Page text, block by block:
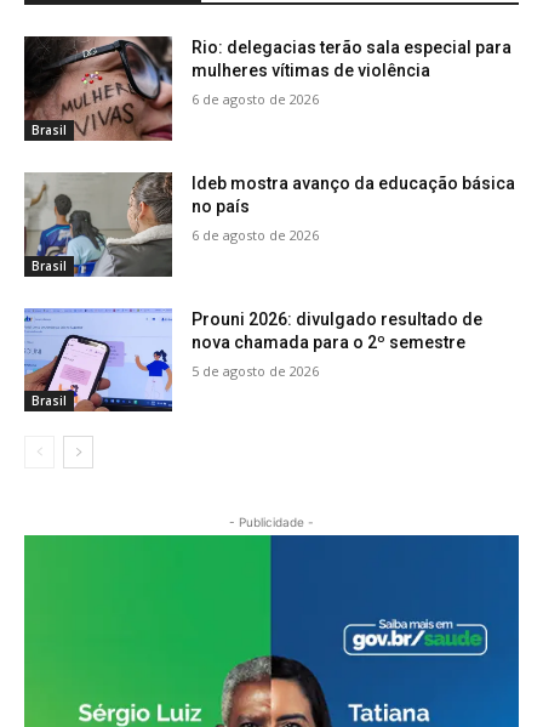
Brasil
Rio: delegacias terão sala especial para
mulheres vítimas de violência
6 de agosto de 2026
Brasil
Ideb mostra avanço da educação básica
no país
6 de agosto de 2026
Brasil
Prouni 2026: divulgado resultado de
nova chamada para o 2º semestre
5 de agosto de 2026
- Publicidade -